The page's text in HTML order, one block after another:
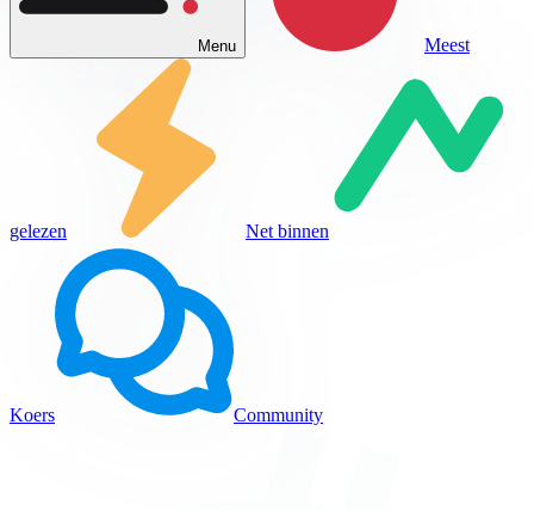
Menu Meest
gelezen Net binnen
Koers Community